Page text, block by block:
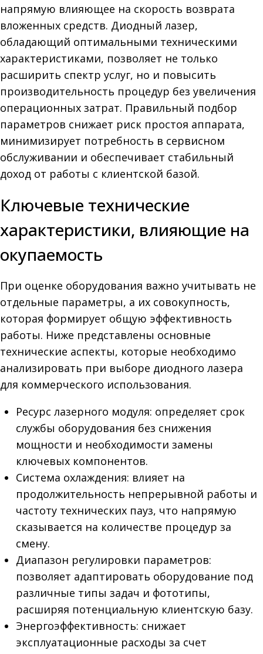
напрямую влияющее на скорость возврата
вложенных средств. Диодный лазер,
обладающий оптимальными техническими
характеристиками, позволяет не только
расширить спектр услуг, но и повысить
производительность процедур без увеличения
операционных затрат. Правильный подбор
параметров снижает риск простоя аппарата,
минимизирует потребность в сервисном
обслуживании и обеспечивает стабильный
доход от работы с клиентской базой.
Ключевые технические
характеристики, влияющие на
окупаемость
При оценке оборудования важно учитывать не
отдельные параметры, а их совокупность,
которая формирует общую эффективность
работы. Ниже представлены основные
технические аспекты, которые необходимо
анализировать при выборе диодного лазера
для коммерческого использования.
Ресурс лазерного модуля: определяет срок
службы оборудования без снижения
мощности и необходимости замены
ключевых компонентов.
Система охлаждения: влияет на
продолжительность непрерывной работы и
частоту технических пауз, что напрямую
сказывается на количестве процедур за
смену.
Диапазон регулировки параметров:
позволяет адаптировать оборудование под
различные типы задач и фототипы,
расширяя потенциальную клиентскую базу.
Энергоэффективность: снижает
эксплуатационные расходы за счет